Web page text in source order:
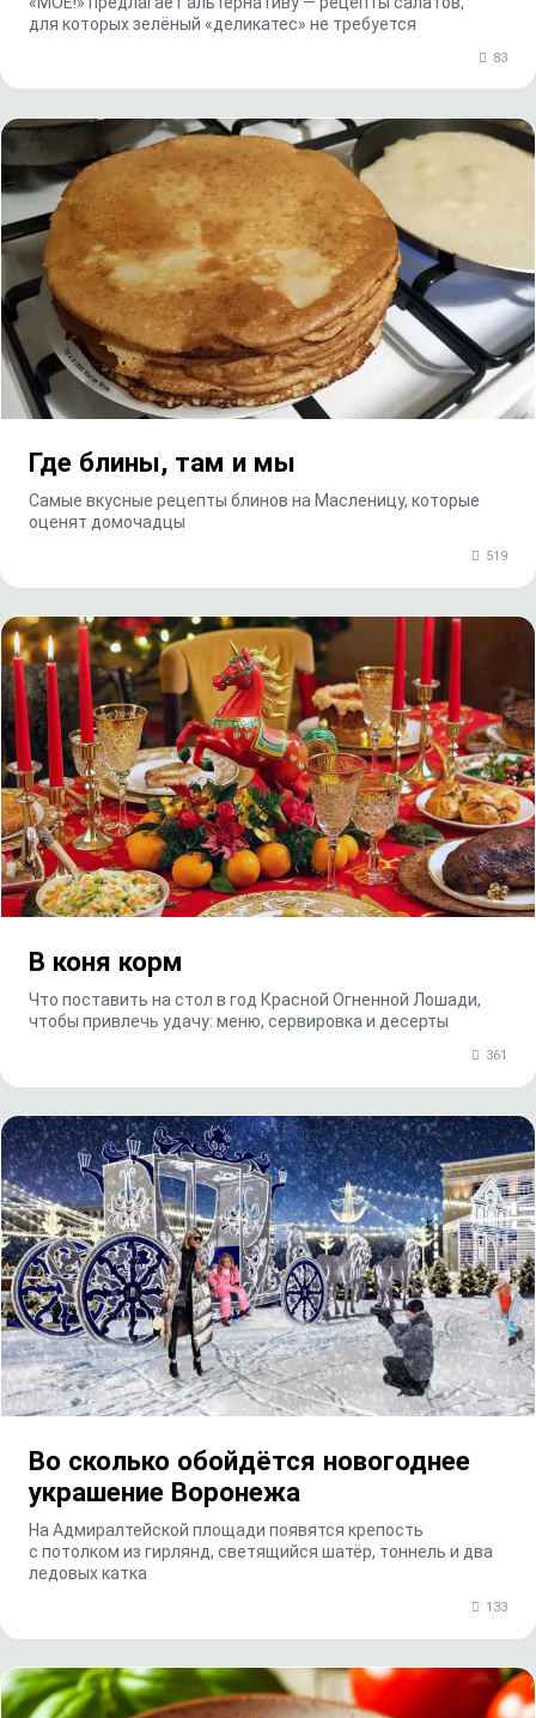
для которых зелёный «деликатес» не требуется
83
Где блины, там и мы
Самые вкусные рецепты блинов на Масленицу, которые
оценят домочадцы
519
В коня корм
Что поставить на стол в год Красной Огненной Лошади,
чтобы привлечь удачу: меню, сервировка и десерты
361
Во сколько обойдётся новогоднее
украшение Воронежа
На Адмиралтейской площади появятся крепость
с потолком из гирлянд, светящийся шатёр, тоннель и два
ледовых катка
133